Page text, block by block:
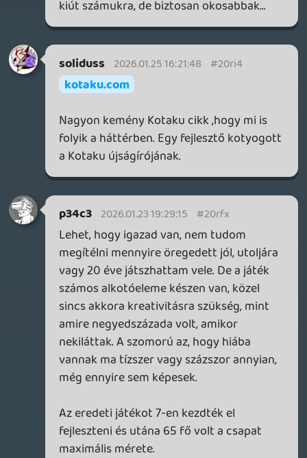
6e Ft hozzá a Season Pass, ha úgy döntök,
hogy megveszem azt is. Esetleg várok egy
Ultimate Edition-t lehetett volna
megvenni 13e Ft-ért, ami az alapjáték +
Season Pass + 2 kozmetikai DLC bundle +
art book. Ha élne még az akció,
soliduss 2026.01.23 09:00:54
Necroman Mk2 2026.01.23 11:45:53
Első gondolatom a hír elolvasás után az
csomagok, amiket így együtt könnyebb
értékesíteni a Ubisoftnak a potenciális
érdeklődőknek. Hát, meglátjuk, mi lesz
ebből a jövőben.
soliduss 2026.01.23 09:00:54 #20rcm
star wars outlaws én is megvettem most
akcióban switch 2-ra.... hordozható
formában jobban tudom díjazni az ilyen
fajta ow játékaikat. De szigoruan csak 2-3
évente.
p34c3
2026.01.22 15:57:25
p34c3 2026.01.22 15:57:25 #20r88
Az én fiam is 13 és szerintem ő sem
játszott még Ubi játékkal. Nekem az